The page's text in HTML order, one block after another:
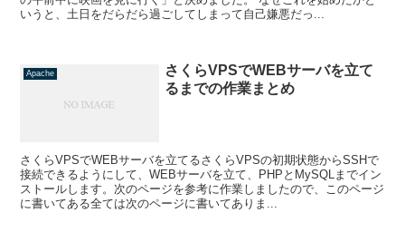
いうと、土日をだらだら過ごしてしまって自己嫌悪だっ...
Apache
さくらVPSでWEBサーバを立て
るまでの作業まとめ
さくらVPSでWEBサーバを立てるさくらVPSの初期状態からSSHで
接続できるようにして、WEBサーバを立て、PHPとMySQLまでイン
ストールします。次のページを参考に作業しましたので、このページ
に書いてある全ては次のページに書いてありま...